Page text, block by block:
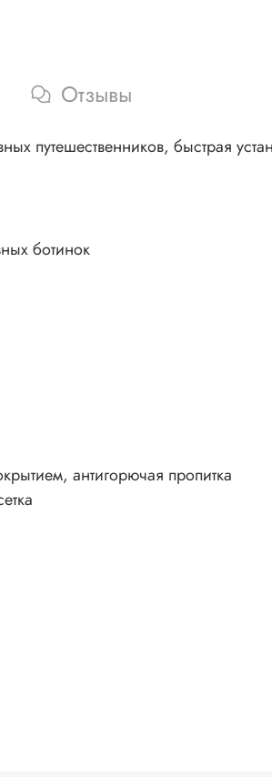
Отзывы
путешественников, быстрая
ботинок
антигорючая пропитка